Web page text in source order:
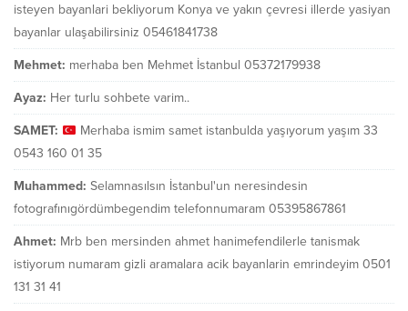
isteyen bayanlari bekliyorum Konya ve yakın çevresi illerde yasiyan
bayanlar ulaşabilirsiniz 05461841738
Mehmet: merhaba ben Mehmet İstanbul 05372179938
Ayaz: Her turlu sohbete varim..
SAMET:
Merhaba ismim samet istanbulda yaşıyorum yaşım 33
0543 160 01 35
Muhammed: Selamnasılsın İstanbul'un neresindesin
fotografınıgördümbegendim telefonnumaram 05395867861
Ahmet: Mrb ben mersinden ahmet hanimefendilerle tanismak
istiyorum numaram gizli aramalara acik bayanlarin emrindeyim 0501
131 31 41